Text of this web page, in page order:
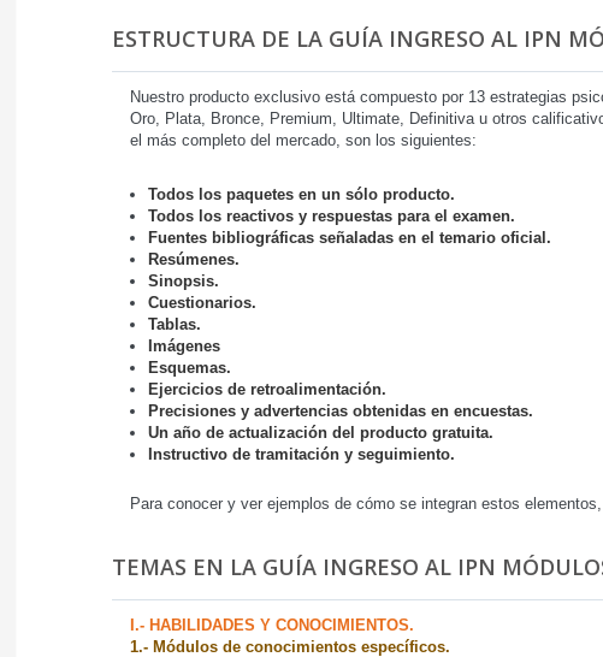
ESTRUCTURA DE LA GUÍA INGRESO AL IPN
Nuestro producto exclusivo está compuesto por 13 estrategias
Oro, Plata, Bronce, Premium, Ultimate, Definitiva u otros
el más completo del mercado, son los siguientes:
Todos los paquetes en un sólo producto.
Todos los reactivos y respuestas para el examen.
Fuentes bibliográficas señaladas en el temario oficial.
Resúmenes.
Sinopsis.
Cuestionarios.
Tablas.
Imágenes
Esquemas.
Ejercicios de retroalimentación.
Precisiones y advertencias obtenidas en encuestas.
Un año de actualización del producto gratuita.
Instructivo de tramitación y seguimiento.
Para conocer y ver ejemplos de cómo se integran estos
TEMAS EN LA GUÍA INGRESO AL IPN
I.- HABILIDADES Y CONOCIMIENTOS.
1.- Módulos de conocimientos específicos.